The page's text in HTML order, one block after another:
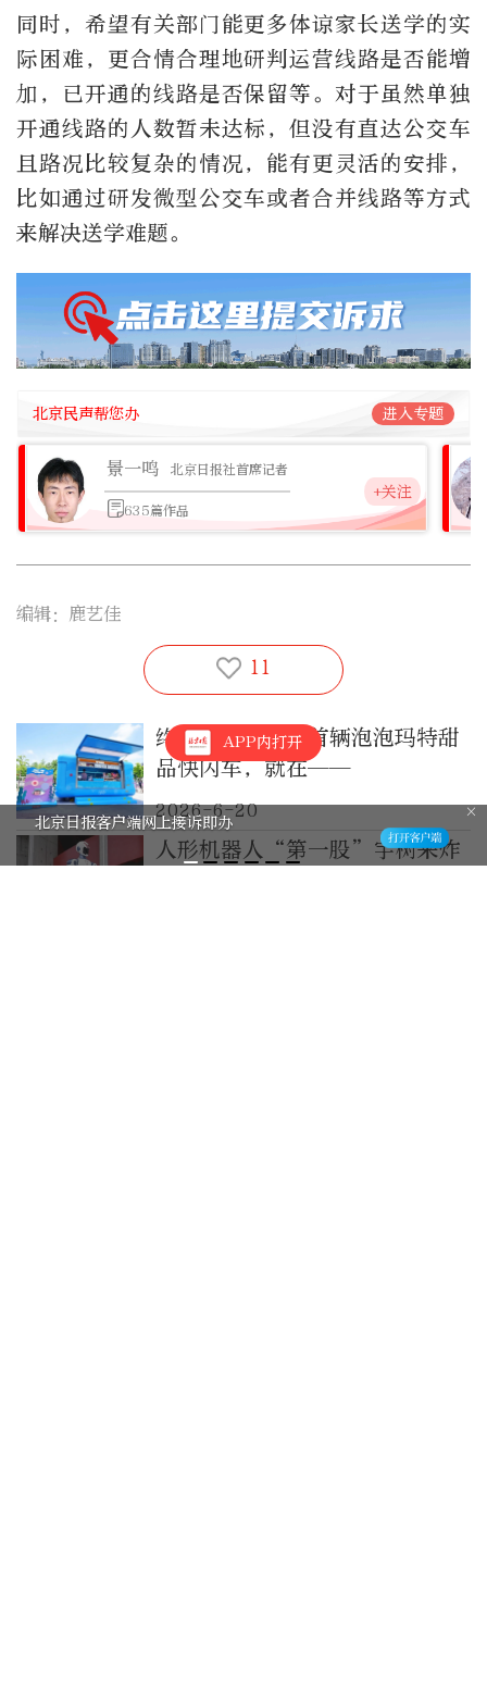
同时，希望有关部门能更多体谅家长送学的实
际困难，更合情合理地研判运营线路是否能增
加，已开通的线路是否保留等。对于虽然单独
开通线路的人数暂未达标，但没有直达公交车
且路况比较复杂的情况，能有更灵活的安排，
比如通过研发微型公交车或者合并线路等方式
来解决送学难题。
北京民声帮您办 进入专题
景一鸣 北京日报社首席记者
635篇作品
+关注
编辑：鹿艺佳
11
终于来海淀啦！首辆泡泡玛特甜
品快闪车，就在——
2026-6-20
人形机器人“第一股”宇树来炸
APP内打开
北京日报客户端网上接诉即办